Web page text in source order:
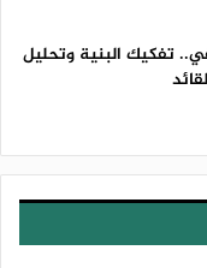
تفكيك البنية وتحليل